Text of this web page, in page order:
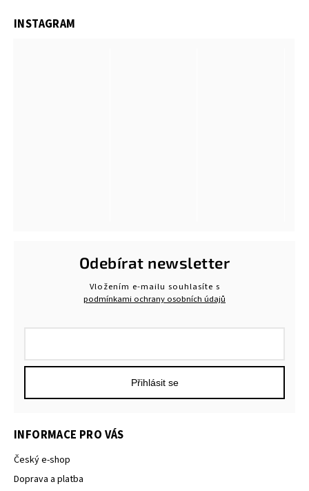
INSTAGRAM
INFORMACE PRO VÁS
Český e-shop
Doprava a platba
Odebírat newsletter
Vložením e-mailu souhlasíte s
podmínkami ochrany osobních údajů
Přihlásit se